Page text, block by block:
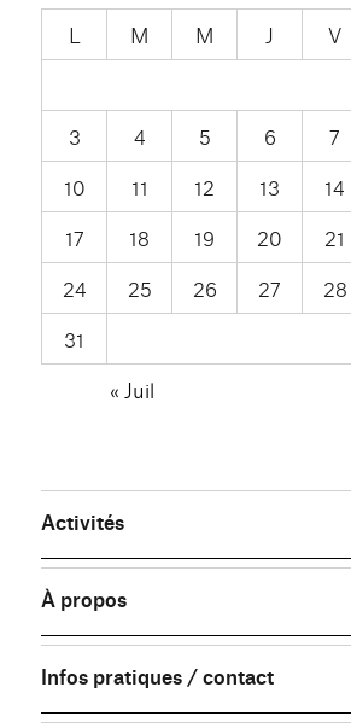
L M M J V
3
4 5 6 7
10
11 12 13 14
17
18 19 20 21
24
25 26 27 28
31
« Juil
Activités
À propos
Infos pratiques / contact